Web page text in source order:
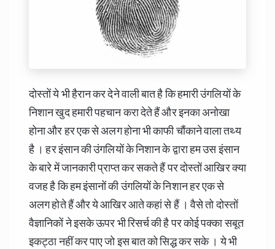
दोस्तों ये भी हैरान कर देने वाली बात है कि हमारी उंगलियों के
निशान खुद हमारी पहचान करा देते हैं और इनका अनोखा
होना और हर एक से अलग होना भी काफी चौंकाने वाला तथ्य
है । हर इंसान की उंगलियों के निशान के द्वारा हम उस इंसान
के बारे में जानकारी प्राप्त कर सकते हैं पर दोस्तों आखिर क्या
वजह है कि हम इंसानों की उंगलियों के निशान हर एक से
अलग होते हैं और ये आखिर आते कहां से हैं । वैसे तो दोस्तों
वैज्ञानिकों ने इसके ऊपर भी रिसर्च की है पर कोई पक्का सबूत
इकट्ठा नहीं कर पाए जो इस बात को सिद्ध कर सके । ये भी